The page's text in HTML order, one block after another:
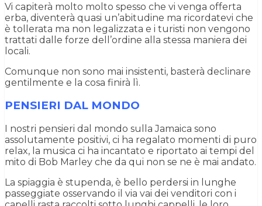
Vi capiterà molto molto spesso che vi venga offerta
erba, diventerà quasi un’abitudine ma ricordatevi che
è tollerata ma non legalizzata e i turisti non vengono
trattati dalle forze dell’ordine alla stessa maniera dei
locali.
Comunque non sono mai insistenti, basterà declinare
gentilmente e la cosa finirà lì.
PENSIERI DAL MONDO
I nostri pensieri dal mondo sulla Jamaica sono
assolutamente positivi, ci ha regalato momenti di puro
relax, la musica ci ha incantato e riportato ai tempi del
mito di Bob Marley che da qui non se ne è mai andato.
La spiaggia è stupenda, è bello perdersi in lunghe
passeggiate osservando il via vai dei venditori con i